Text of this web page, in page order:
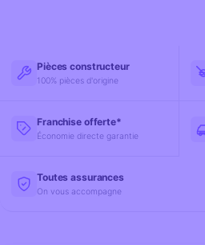
Pièces constructeur
100% pièces d'origine
Franchise offerte*
Économie directe garantie
Toutes assurances
On vous accompagne